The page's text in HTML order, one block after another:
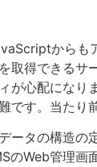
からも
取得できるサ
が心配になり
です。当たり
ータの構造の
のWeb管理画